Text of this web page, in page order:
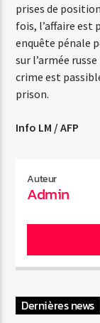
prises de
fois, l’affaire est
enquête pénale
sur l’armée
crime est
prison.
Info LM / AFP
Auteur
Admin
Dernières news